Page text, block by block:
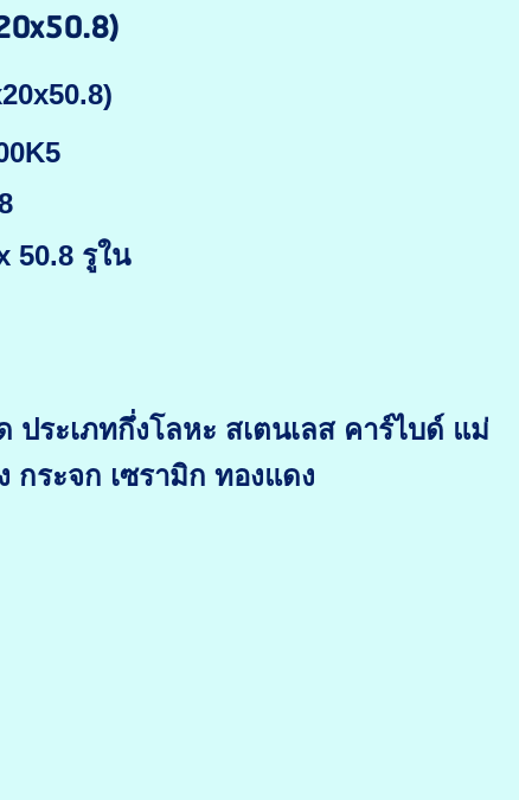
50.8 รูใน
ประเภทกึ่งโลหะ สเตนเลส คาร์ไบด์ แม่
กระจก เซรามิก ทองแดง